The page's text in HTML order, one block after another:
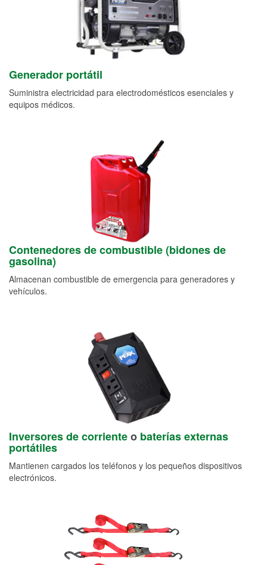
Generador portátil
Suministra electricidad para electrodomésticos esenciales y
equipos médicos.
Contenedores de combustible (bidones de
gasolina)
Almacenan combustible de emergencia para generadores y
vehículos.
Inversores de corrienteo baterías externas
portátiles
Mantienen cargados los teléfonos y los pequeños dispositivos
electrónicos.